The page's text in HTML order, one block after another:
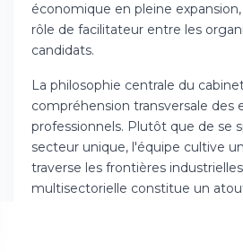
économique en pleine
rôle de facilitateur entre les
candidats.
La philosophie centrale du
compréhension transversale des
professionnels. Plutôt que de se
secteur unique, l'équipe cultive
traverse les frontières
multisectorielle constitue un